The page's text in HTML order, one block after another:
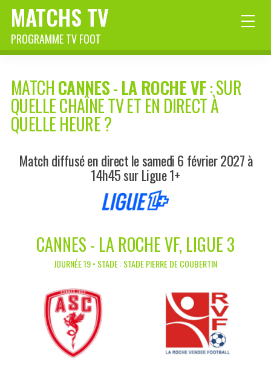
MATCHS TV
PROGRAMME TV FOOT
MATCHCANNES-LA ROCHE VF: SUR
QUELLE CHAÎNE TV ET EN DIRECT À
QUELLE HEURE ?
Match diffusé en direct le samedi 6 février 2027 à
14h45 sur Ligue 1+
CANNES - LA ROCHE VF, LIGUE 3
JOURNÉE 19 • STADE : STADE PIERRE DE COUBERTIN